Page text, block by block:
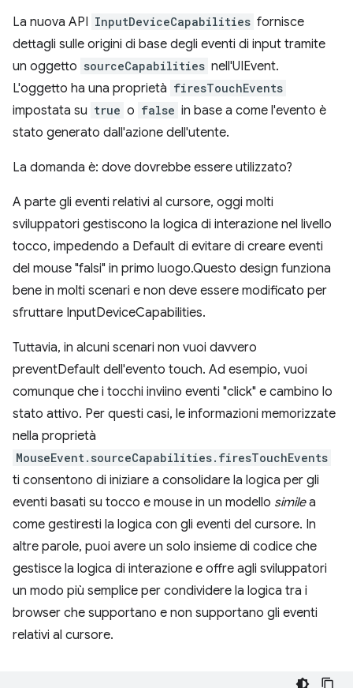
La nuova API InputDeviceCapabilities fornisce
dettagli sulle origini di base degli eventi di input tramite
un oggetto sourceCapabilities nell'UIEvent.
L'oggetto ha una proprietà firesTouchEvents
impostata su true o false in base a come l'evento è
stato generato dall'azione dell'utente.
La domanda è: dove dovrebbe essere utilizzato?
A parte gli eventi relativi al cursore, oggi molti
sviluppatori gestiscono la logica di interazione nel livello
tocco, impedendo a Default di evitare di creare eventi
del mouse "falsi" in primo luogo.Questo design funziona
bene in molti scenari e non deve essere modificato per
sfruttare InputDeviceCapabilities.
Tuttavia, in alcuni scenari non vuoi davvero
preventDefault dell'evento touch. Ad esempio, vuoi
comunque che i tocchi inviino eventi "click" e cambino lo
stato attivo. Per questi casi, le informazioni memorizzate
nella proprietà
MouseEvent.sourceCapabilities.firesTouchEvents
ti consentono di iniziare a consolidare la logica per gli
eventi basati su tocco e mouse in un modello similea
come gestiresti la logica con gli eventi del cursore. In
altre parole, puoi avere un solo insieme di codice che
gestisce la logica di interazione e offre agli sviluppatori
un modo più semplice per condividere la logica tra i
browser che supportano e non supportano gli eventi
relativi al cursore.